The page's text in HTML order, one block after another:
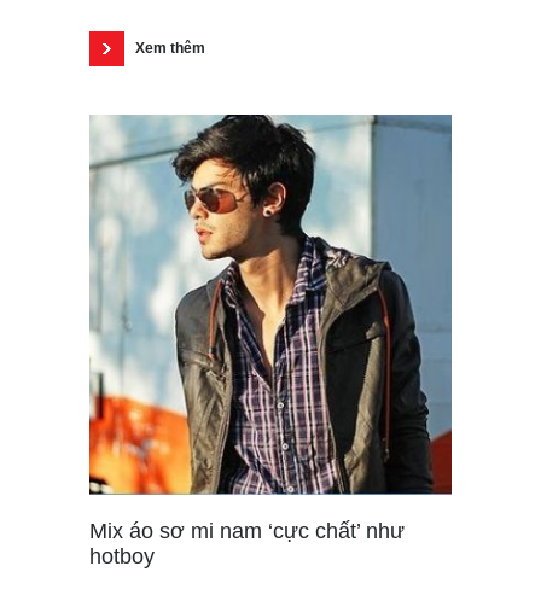
Xem thêm
Mix áo sơ mi nam ‘cực chất’ như
hotboy